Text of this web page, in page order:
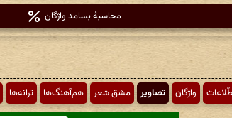
محاسبهٔ بسامد واژگان
واژگان تصاویر مشق شعر هم‌آهنگ‌ها ترانه‌ها